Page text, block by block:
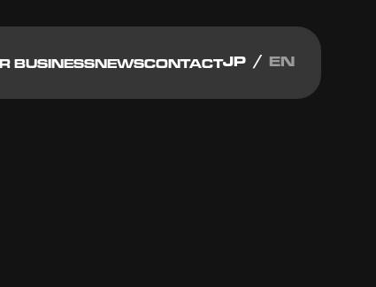
BUSINESSNEWSCONTACT EN
JP